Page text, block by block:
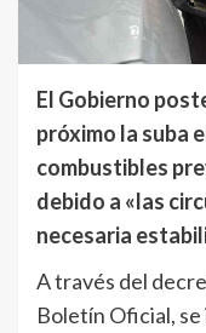
El Gobierno
próximo la suba
combustibles
debido a «las
necesaria
A través del
Boletín Oficial, se